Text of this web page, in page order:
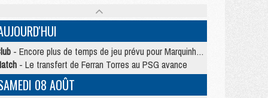
- Encore plus de temps de jeu prévu pour Marquinhos et les Portugais en Supercoupe
- Le transfert de Ferran Torres au PSG avance
08 AOÛT